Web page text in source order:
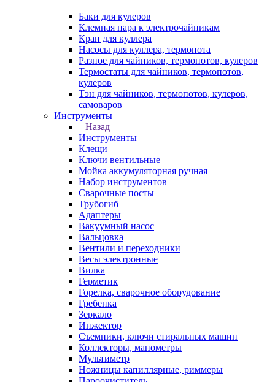
Баки для кулеров
Клемная пара к электрочайникам
Кран для куллера
Насосы для куллера, термопота
Разное для чайников, термопотов, кулеров
Термостаты для чайников, термопотов,
кулеров
Тэн для чайников, термопотов, кулеров,
самоваров
Инструменты
Назад
Инструменты
Клещи
Ключи вентильные
Мойка аккумуляторная ручная
Набор инструментов
Сварочные посты
Трубогиб
Aдаптеры
Вакуумный насос
Вальцовка
Вентили и переходники
Весы электронные
Вилка
Герметик
Горелка, сварочное оборудование
Гребенка
Зеркало
Инжектор
Съемники, ключи стиральных машин
Коллекторы, манометры
Мультиметр
Ножницы капиллярные, риммеры